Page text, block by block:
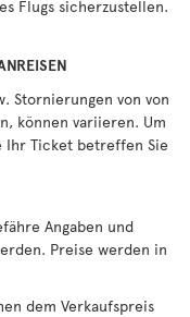
Flugs sicherzustellen.
Stornierungen von von
können variieren. Um
Ihr Ticket betreffen Sie
Angaben und
Preise werden in
dem Verkaufspreis